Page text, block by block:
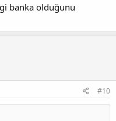
banka olduğunu
#10